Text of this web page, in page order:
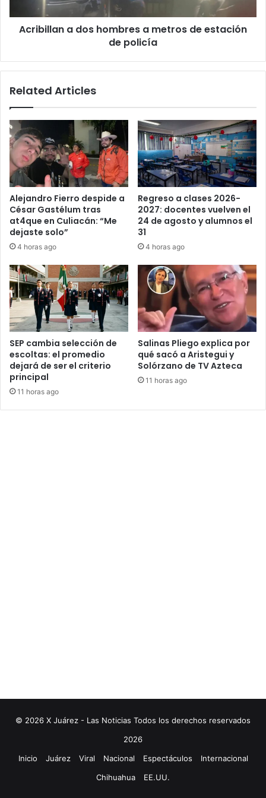
de
policía
Acribillan a dos hombres a metros de estación
de policía
Related Articles
Alejandro Fierro despide a
César Gastélum tras
at4que en Culiacán: “Me
dejaste solo”
4 horas ago
Regreso a clases 2026-
2027: docentes vuelven el
24 de agosto y alumnos el
31
4 horas ago
SEP cambia selección de
escoltas: el promedio
dejará de ser el criterio
principal
11 horas ago
Salinas Pliego explica por
qué sacó a Aristegui y
Solórzano de TV Azteca
11 horas ago
© 2026 X Juárez - Las Noticias Todos los derechos reservados
2026
Inicio
Juárez Viral Nacional Espectáculos
Internacional
Chihuahua
EE.UU.